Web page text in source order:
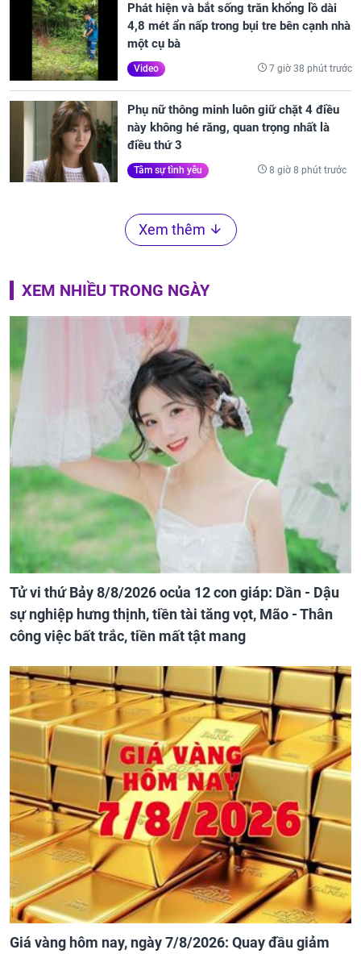
Phát hiện và bắt sống trăn khổng lồ dài
4,8 mét ẩn nấp trong bụi tre bên cạnh nhà
một cụ bà
Video 7 giờ 38 phút trước
Phụ nữ thông minh luôn giữ chặt 4 điều
này không hé răng, quan trọng nhất là
điều thứ 3
Tâm sự tình yêu 8 giờ 8 phút trước
Xem thêm
XEM NHIỀU TRONG NGÀY
Tử vi thứ Bảy 8/8/2026 ocủa 12 con giáp: Dần - Dậu
sự nghiệp hưng thịnh, tiền tài tăng vọt, Mão - Thân
công việc bất trắc, tiền mất tật mang
Giá vàng hôm nay, ngày 7/8/2026: Quay đầu giảm